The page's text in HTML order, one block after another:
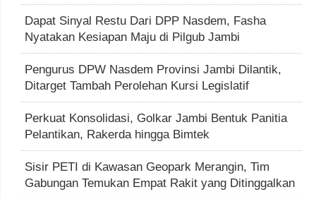
Dapat Sinyal Restu Dari DPP Nasdem, Fasha
Nyatakan Kesiapan Maju di Pilgub Jambi
Pengurus DPW Nasdem Provinsi Jambi Dilantik,
Ditarget Tambah Perolehan Kursi Legislatif
Perkuat Konsolidasi, Golkar Jambi Bentuk Panitia
Pelantikan, Rakerda hingga Bimtek
Sisir PETI di Kawasan Geopark Merangin, Tim
Gabungan Temukan Empat Rakit yang Ditinggalkan